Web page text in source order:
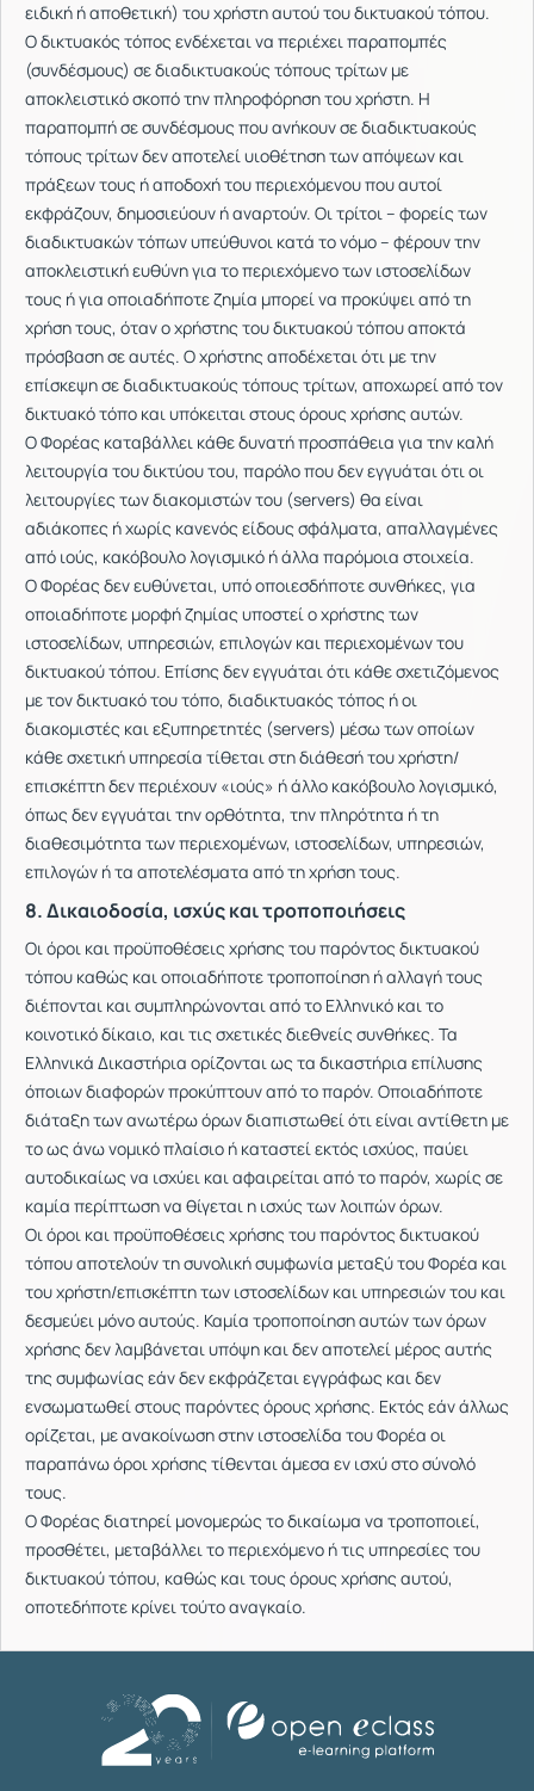
ειδική ή αποθετική) του χρήστη αυτού του δικτυακού τόπου.
O δικτυακός τόπος ενδέχεται να περιέχει παραπομπές
(συνδέσμους) σε διαδικτυακούς τόπους τρίτων με
αποκλειστικό σκοπό την πληροφόρηση του χρήστη. Η
παραπομπή σε συνδέσμους που ανήκουν σε διαδικτυακούς
τόπους τρίτων δεν αποτελεί υιοθέτηση των απόψεων και
πράξεων τους ή αποδοχή του περιεχόμενου που αυτοί
εκφράζουν, δημοσιεύουν ή αναρτούν. Οι τρίτοι – φορείς των
διαδικτυακών τόπων υπεύθυνοι κατά το νόμο – φέρουν την
αποκλειστική ευθύνη για το περιεχόμενο των ιστοσελίδων
τους ή για οποιαδήποτε ζημία μπορεί να προκύψει από τη
χρήση τους, όταν ο χρήστης του δικτυακού τόπου αποκτά
πρόσβαση σε αυτές. Ο χρήστης αποδέχεται ότι με την
επίσκεψη σε διαδικτυακούς τόπους τρίτων, αποχωρεί από τον
δικτυακό τόπο και υπόκειται στους όρους χρήσης αυτών.
Ο Φορέας καταβάλλει κάθε δυνατή προσπάθεια για την καλή
λειτουργία του δικτύου του, παρόλο που δεν εγγυάται ότι οι
λειτουργίες των διακομιστών του (servers) θα είναι
αδιάκοπες ή χωρίς κανενός είδους σφάλματα, απαλλαγμένες
από ιούς, κακόβουλο λογισμικό ή άλλα παρόμοια στοιχεία.
Ο Φορέας δεν ευθύνεται, υπό οποιεσδήποτε συνθήκες, για
οποιαδήποτε μορφή ζημίας υποστεί ο χρήστης των
ιστοσελίδων, υπηρεσιών, επιλογών και περιεχομένων του
δικτυακού τόπου. Επίσης δεν εγγυάται ότι κάθε σχετιζόμενος
με τον δικτυακό του τόπο, διαδικτυακός τόπος ή οι
διακομιστές και εξυπηρετητές (servers) μέσω των οποίων
κάθε σχετική υπηρεσία τίθεται στη διάθεσή του χρήστη/
επισκέπτη δεν περιέχουν «ιούς» ή άλλο κακόβουλο λογισμικό,
όπως δεν εγγυάται την ορθότητα, την πληρότητα ή τη
διαθεσιμότητα των περιεχομένων, ιστοσελίδων, υπηρεσιών,
επιλογών ή τα αποτελέσματα από τη χρήση τους.
8. Δικαιοδοσία, ισχύς και τροποποιήσεις
Οι όροι και προϋποθέσεις χρήσης του παρόντος δικτυακού
τόπου καθώς και οποιαδήποτε τροποποίηση ή αλλαγή τους
διέπονται και συμπληρώνονται από το Ελληνικό και το
κοινοτικό δίκαιο, και τις σχετικές διεθνείς συνθήκες. Τα
Ελληνικά Δικαστήρια ορίζονται ως τα δικαστήρια επίλυσης
όποιων διαφορών προκύπτουν από το παρόν. Οποιαδήποτε
διάταξη των ανωτέρω όρων διαπιστωθεί ότι είναι αντίθετη με
το ως άνω νομικό πλαίσιο ή καταστεί εκτός ισχύος, παύει
αυτοδικαίως να ισχύει και αφαιρείται από το παρόν, χωρίς σε
καμία περίπτωση να θίγεται η ισχύς των λοιπών όρων.
Οι όροι και προϋποθέσεις χρήσης του παρόντος δικτυακού
τόπου αποτελούν τη συνολική συμφωνία μεταξύ του Φορέα και
του χρήστη/επισκέπτη των ιστοσελίδων και υπηρεσιών του και
δεσμεύει μόνο αυτούς. Καμία τροποποίηση αυτών των όρων
χρήσης δεν λαμβάνεται υπόψη και δεν αποτελεί μέρος αυτής
της συμφωνίας εάν δεν εκφράζεται εγγράφως και δεν
ενσωματωθεί στους παρόντες όρους χρήσης. Εκτός εάν άλλως
ορίζεται, με ανακοίνωση στην ιστοσελίδα του Φορέα οι
παραπάνω όροι χρήσης τίθενται άμεσα εν ισχύ στο σύνολό
τους.
Ο Φορέας διατηρεί μονομερώς το δικαίωμα να τροποποιεί,
προσθέτει, μεταβάλλει το περιεχόμενο ή τις υπηρεσίες του
δικτυακού τόπου, καθώς και τους όρους χρήσης αυτού,
οποτεδήποτε κρίνει τούτο αναγκαίο.